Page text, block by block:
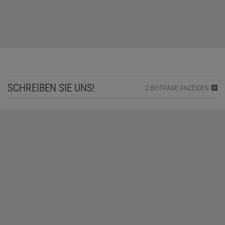
SCHREIBEN SIE UNS! 2 BEITRÄGE ANZEIGEN